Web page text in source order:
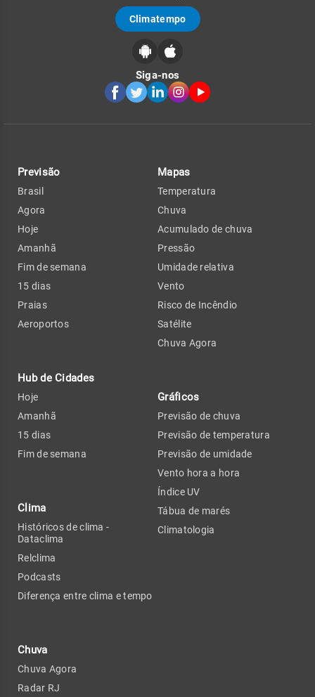
Climatempo
Siga-nos
Previsão
Brasil
Agora
Hoje
Amanhã
Fim de semana
15 dias
Praias
Aeroportos
Hub de Cidades
Hoje
Amanhã
15 dias
Fim de semana
Clima
Históricos de clima -
Dataclima
Relclima
Podcasts
Diferença entre clima e tempo
Chuva
Chuva Agora
Radar RJ
Mapas
Temperatura
Chuva
Acumulado de chuva
Pressão
Umidade relativa
Vento
Risco de Incêndio
Satélite
Chuva Agora
Gráficos
Previsão de chuva
Previsão de temperatura
Previsão de umidade
Vento hora a hora
Índice UV
Tábua de marés
Climatologia